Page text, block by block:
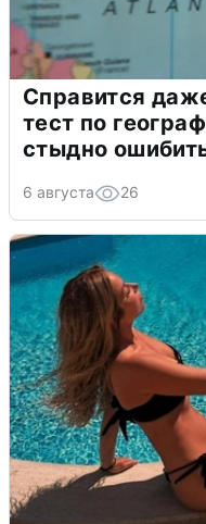
Справится
тест по
стыдно
6 августа 26